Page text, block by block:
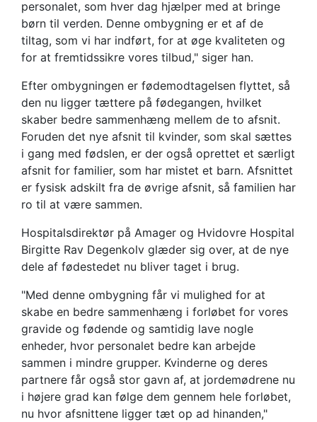
personalet, som hver dag hjælper med at bringe
børn til verden. Denne ombygning er et af de
tiltag, som vi har indført, for at øge kvaliteten og
for at fremtidssikre vores tilbud," siger han.
Efter ombygningen er fødemodtagelsen flyttet, så
den nu ligger tættere på fødegangen, hvilket
skaber bedre sammenhæng mellem de to afsnit.
Foruden det nye afsnit til kvinder, som skal sættes
i gang med fødslen, er der også oprettet et særligt
afsnit for familier, som har mistet et barn. Afsnittet
er fysisk adskilt fra de øvrige afsnit, så familien har
ro til at være sammen.
Hospitalsdirektør på Amager og Hvidovre Hospital
Birgitte Rav Degenkolv glæder sig over, at de nye
dele af fødestedet nu bliver taget i brug.
"Med denne ombygning får vi mulighed for at
skabe en bedre sammenhæng i forløbet for vores
gravide og fødende og samtidig lave nogle
enheder, hvor personalet bedre kan arbejde
sammen i mindre grupper. Kvinderne og deres
partnere får også stor gavn af, at jordemødrene nu
i højere grad kan følge dem gennem hele forløbet,
nu hvor afsnittene ligger tæt op ad hinanden,"